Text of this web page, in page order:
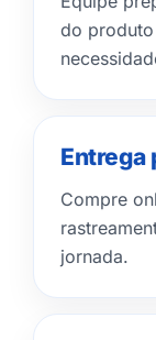
do
Entrega
Compre
jornada.